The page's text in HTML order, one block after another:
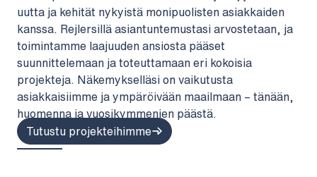
uutta ja kehität nykyistä monipuolisten asiakkaiden
kanssa. Rejlersillä asiantuntemustasi arvostetaan, ja
toimintamme laajuuden ansiosta pääset
suunnittelemaan ja toteuttamaan eri kokoisia
projekteja. Näkemykselläsi on vaikutusta
asiakkaisiimme ja ympäröivään maailmaan – tänään,
huomenna ja vuosikymmenien päästä.
Tutustu projekteihimme